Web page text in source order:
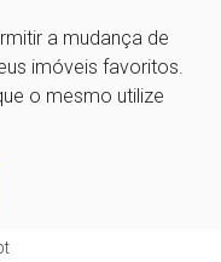
a mudança de
imóveis favoritos.
o mesmo utilize